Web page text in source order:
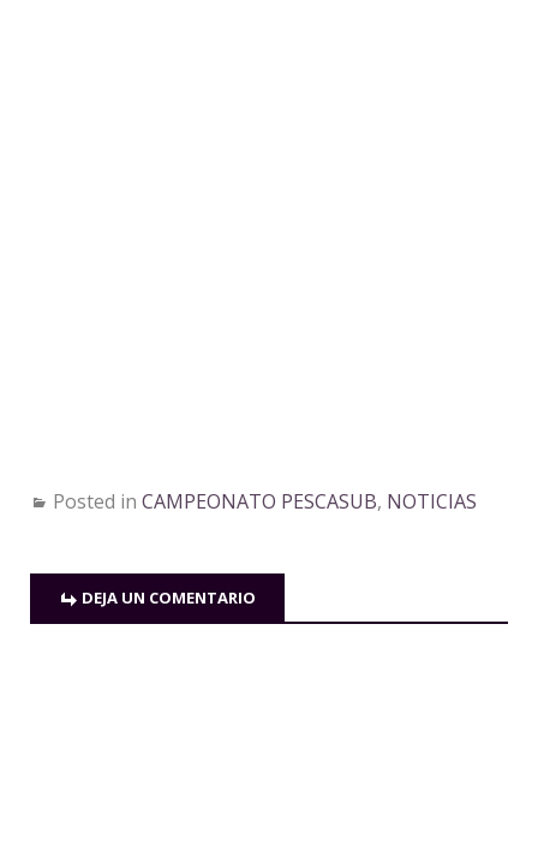
Posted in CAMPEONATO PESCASUB, NOTICIAS
DEJA UN COMENTARIO